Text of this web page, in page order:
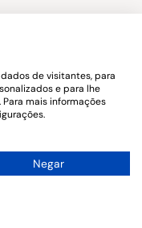
de visitantes, para
e para lhe
mais informações
Negar